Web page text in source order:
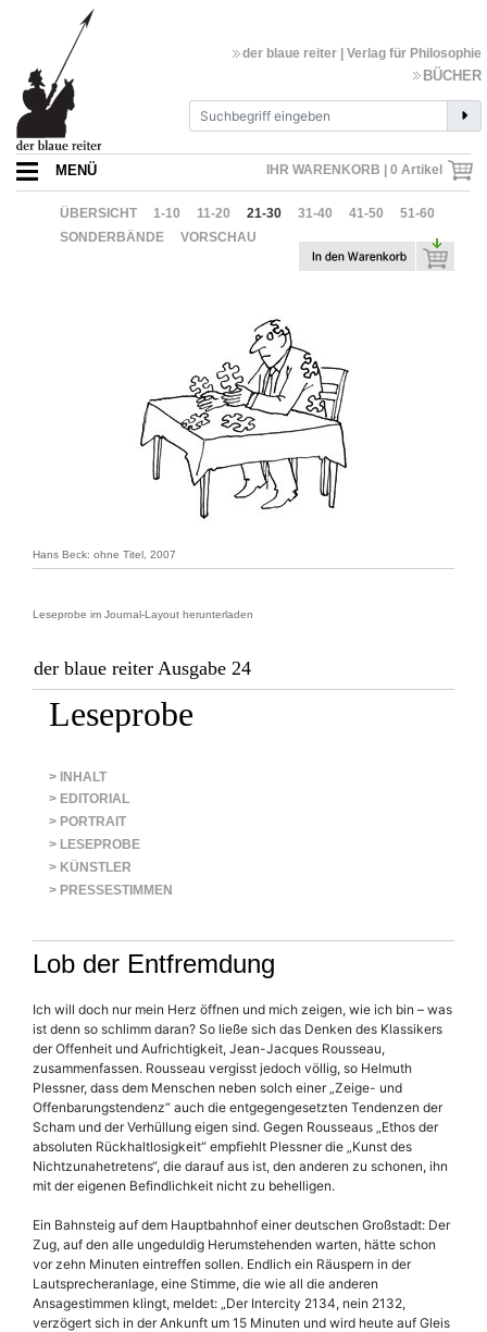
IHR WARENKORB | 0 Artikel
der blaue reiter | Verlag für Philosophie
BÜCHER
MENÜ
ÜBERSICHT 1-10 11-20 21-30 31-40 41-50
51-60
SONDERBÄNDE
VORSCHAU
Hans Beck: ohne Titel, 2007
Leseprobe im Journal-Layout herunterladen
der blaue reiter Ausgabe 24
Leseprobe
> INHALT
> EDITORIAL
> PORTRAIT
> LESEPROBE
> KÜNSTLER
> PRESSESTIMMEN
Lob der Entfremdung
Ich will doch nur mein Herz öffnen und mich zeigen, wie ich bin – was
ist denn so schlimm daran? So ließe sich das Denken des Klassikers
der Offenheit und Aufrichtigkeit, Jean-Jacques Rousseau,
zusammenfassen. Rousseau vergisst jedoch völlig, so Helmuth
Plessner, dass dem Menschen neben solch einer „Zeige- und
Offenbarungstendenz“ auch die entgegengesetzten Tendenzen der
Scham und der Verhüllung eigen sind. Gegen Rousseaus „Ethos der
absoluten Rückhaltlosigkeit“ empfiehlt Plessner die „Kunst des
Nichtzunahetretens“, die darauf aus ist, den anderen zu schonen, ihn
mit der eigenen Befindlichkeit nicht zu behelligen.
Ein Bahnsteig auf dem Hauptbahnhof einer deutschen Großstadt: Der
Zug, auf den alle ungeduldig Herumstehenden warten, hätte schon
vor zehn Minuten eintreffen sollen. Endlich ein Räuspern in der
Lautsprecheranlage, eine Stimme, die wie all die anderen
Ansagestimmen klingt, meldet: „Der Intercity 2134, nein 2132,
verzögert sich in der Ankunft um 15 Minuten und wird heute auf Gleis